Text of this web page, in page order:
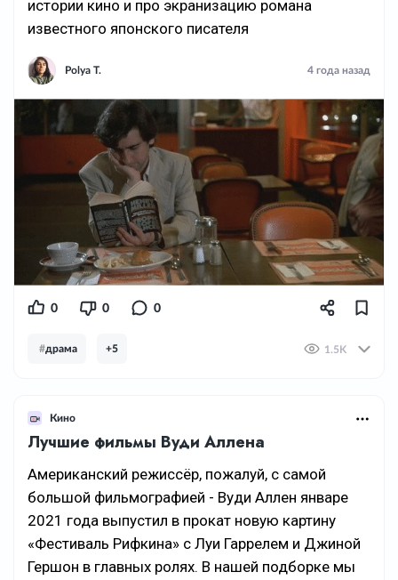
истории кино и про экранизацию романа
известного японского писателя
Polya T. 4 года назад
0 0 0
#драма +5 1.5K
Кино
Лучшие фильмы Вуди Аллена
Американский режиссёр, пожалуй, с самой
большой фильмографией - Вуди Аллен январе
2021 года выпустил в прокат новую картину
«Фестиваль Рифкина» с Луи Гаррелем и Джиной
Гершон в главных ролях. В нашей подборке мы